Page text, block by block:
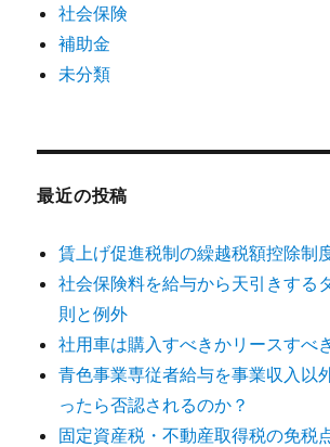
社会保険
補助金
未分類
最近の投稿
賃上げ促進税制の繰越税額控除制
社会保険料を給与から天引きする
則と例外
社用車は購入すべきかリースすべ
青色事業専従者給与を事業収入以
ったら否認されるのか？
固定資産税・不動産取得税の免税